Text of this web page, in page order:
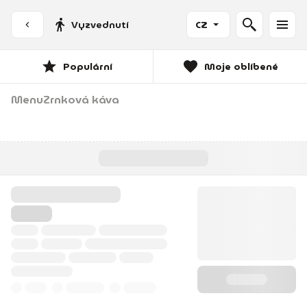
Vyzvednutí CZ
Populární Moje oblíbené
MenuZrnková káva